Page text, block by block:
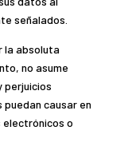
señalados.
la absoluta
no asume
perjuicios
causar en
o